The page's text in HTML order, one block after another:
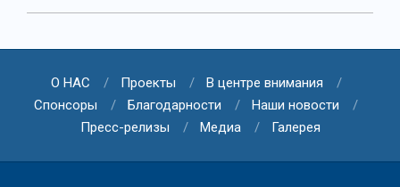
21
О НАС Проекты
В центре внимания
Спонсоры
Благодарности
Наши новости
Пресс-релизы
Медиа Галерея